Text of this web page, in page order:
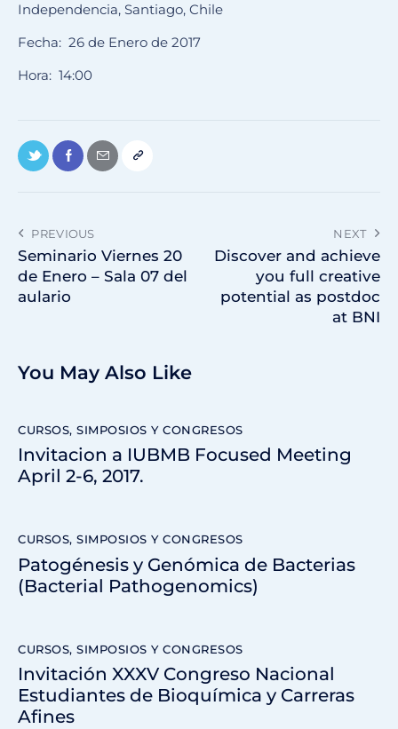
Independencia, Santiago, Chile
Fecha: 26 de Enero de 2017
Hora: 14:00
PREVIOUS
Seminario Viernes 20
de Enero – Sala 07 del
aulario
NEXT
Discover and achieve
you full creative
potential as postdoc
at BNI
You May Also Like
CURSOS, SIMPOSIOS Y CONGRESOS
Invitacion a IUBMB Focused Meeting
April 2-6, 2017.
CURSOS, SIMPOSIOS Y CONGRESOS
Patogénesis y Genómica de Bacterias
(Bacterial Pathogenomics)
CURSOS, SIMPOSIOS Y CONGRESOS
Invitación XXXV Congreso Nacional
Estudiantes de Bioquímica y Carreras
Afines